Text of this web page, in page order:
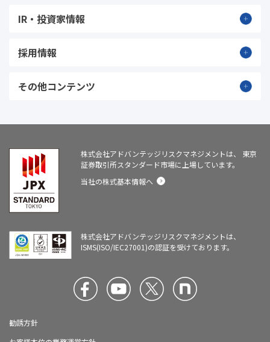
IR・投資家情報
採用情報
その他コンテンツ
株式会社アドバンテッジリスクマネジメントは、
東京
証券取引所スタンダード市場に上場しています。
当社の株式基本情報へ
株式会社アドバンテッジリスクマネジメントは、
ISMS(ISO/IEC27001)の認証を受けております。
勧誘方針